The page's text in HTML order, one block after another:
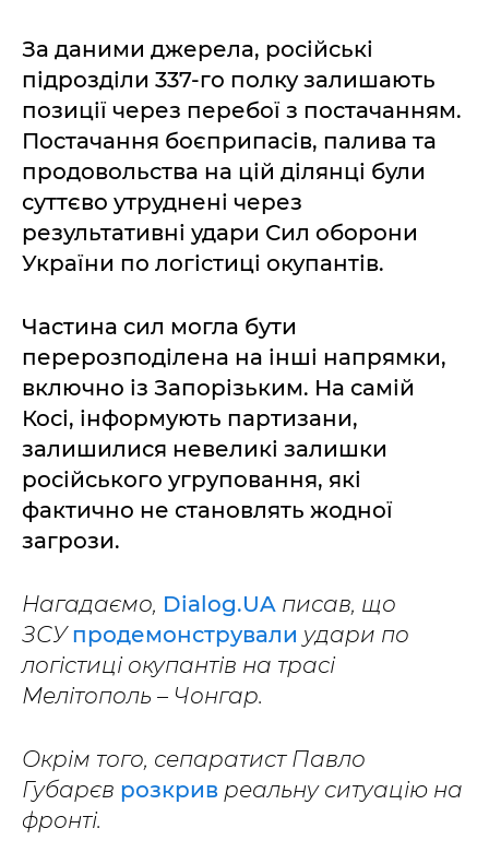
За даними джерела, російські
підрозділи 337-го полку залишають
позиції через перебої з постачанням.
Постачання боєприпасів, палива та
продовольства на цій ділянці були
суттєво утруднені через
результативні удари Сил оборони
України по логістиці окупантів.
Частина сил могла бути
перерозподілена на інші напрямки,
включно із Запорізьким. На самій
Косі, інформують партизани,
залишилися невеликі залишки
російського угруповання, які
фактично не становлять жодної
загрози.
Нагадаємо, Dialog.UA писав, що
ЗСУпродемонстрували удари по
логістиці окупантів на трасі
Мелітополь – Чонгар.
Окрім того, сепаратист Павло
Губарєв розкрив реальну ситуацію на
фронті.